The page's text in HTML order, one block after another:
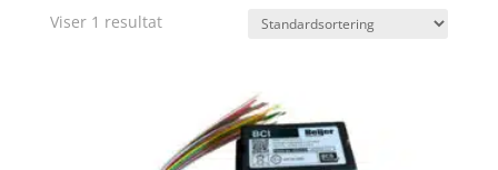
Viser 1 resultat